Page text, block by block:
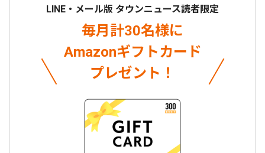
LINE・メール版 タウンニュース読者限定
毎月計30名様に
Amazonギフトカード
プレゼント！